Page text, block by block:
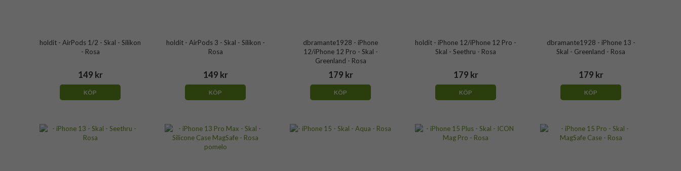
holdit - AirPods 1/2 - Skal - Silikon
- Rosa
149 kr
KÖP
holdit - AirPods 3 - Skal - Silikon -
Rosa
149 kr
KÖP
dbramante1928 - iPhone
12/iPhone 12 Pro - Skal -
Greenland - Rosa
179 kr
KÖP
holdit - iPhone 12/iPhone 12 Pro -
Skal - Seethru - Rosa
179 kr
KÖP
dbramante1928 - iPhone 13 -
Skal - Greenland - Rosa
179 kr
KÖP